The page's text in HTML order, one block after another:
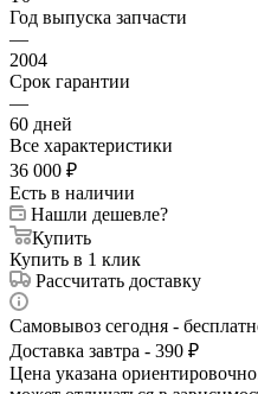
Год выпуска запчасти
—
2004
Срок гарантии
—
60 дней
Все характеристики
36 000 ₽
Есть в наличии
Нашли дешевле?
Купить
Купить в 1 клик
Рассчитать доставку
Самовывоз сегодня -
Доставка завтра - 390 ₽
Цена указана